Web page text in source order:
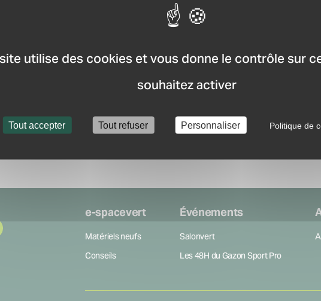
utilise des cookies et vous donne le contrôle sur
souhaitez activer
Tout accepter Tout refuser Personnaliser Politique de
nouveauté du marché.
Créer mon compte
e-spacevert
Matériels neufs
Conseils
Événements
Salonvert
Les 48H du Gazon Sport Pro